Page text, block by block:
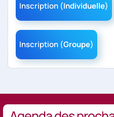
Inscription (Individuelle)
Inscription (Groupe)